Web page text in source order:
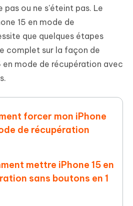
pas ou ne s'éteint pas. Le
15 en mode de
que quelques étapes
complet sur la façon de
en mode de récupération avec
forcer mon iPhone
de récupération
mettre iPhone 15 en
sans boutons en 1